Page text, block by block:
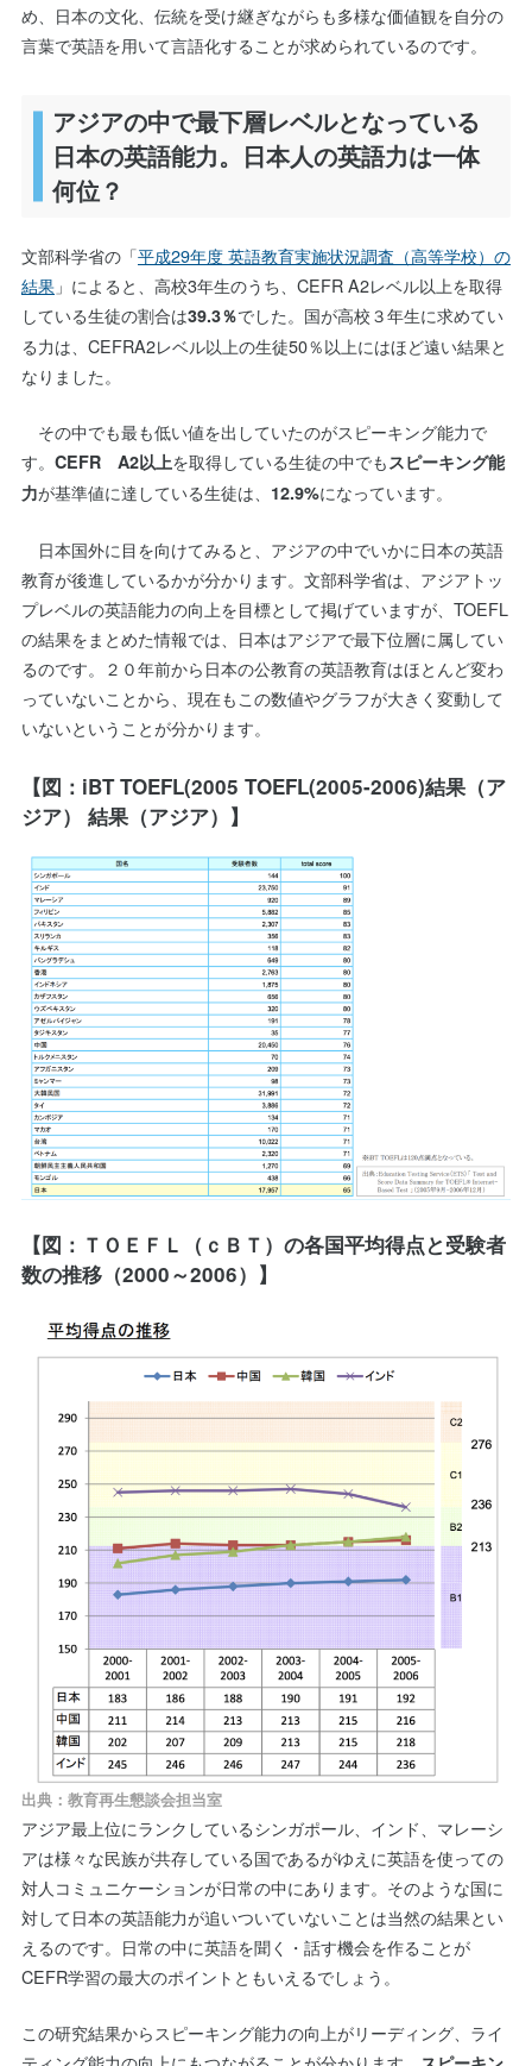
め、日本の文化、伝統を受け継ぎながらも多様な価値観を自分の
言葉で英語を用いて言語化することが求められているのです。
アジアの中で最下層レベルとなっている
日本の英語能力。日本人の英語力は一体
何位？
文部科学省の「平成29年度 英語教育実施状況調査（高等学校）の
結果 」によると、高校3年生のうち、CEFR A2レベル以上を取得
している生徒の割合は39.3％でした。国が高校３年生に求めてい
る力は、CEFRA2レベル以上の生徒50％以上にはほど遠い結果と
なりました。
その中でも最も低い値を出していたのがスピーキング能力で
す。 CEFR A2以上を取得している生徒の中でも スピーキング能
力が基準値に達している生徒は、 12.9%になっています。
日本国外に目を向けてみると、アジアの中でいかに日本の英語
教育が後進しているかが分かります。文部科学省は、アジアトッ
プレベルの英語能力の向上を目標として掲げていますが、TOEFL
の結果をまとめた情報では、日本はアジアで最下位層に属してい
るのです。２０年前から日本の公教育の英語教育はほとんど変わ
っていないことから、現在もこの数値やグラフが大きく変動して
いないということが分かります。
【図：iBT TOEFL(2005 TOEFL(2005-2006)結果（ア
ジア） 結果（アジア）】
【図：ＴＯＥＦＬ（ｃＢＴ）の各国平均得点と受験者
数の推移（2000～2006）】
出典：教育再生懇談会担当室
アジア最上位にランクしているシンガポール、インド、マレーシ
アは様々な民族が共存している国であるがゆえに英語を使っての
対人コミュニケーションが日常の中にあります。そのような国に
対して日本の英語能力が追いついていないことは当然の結果とい
えるのです。日常の中に英語を聞く・話す機会を作ることが
CEFR学習の最大のポイントともいえるでしょう。
この研究結果からスピーキング能力の向上がリーディング、ライ